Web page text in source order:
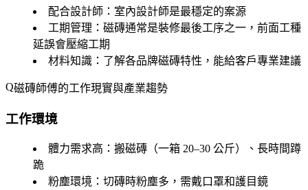
配合設計師 ：室內設計師是最穩定的案源
工期管理 ：磁磚通常是裝修最後工序之一，前面工種
延誤會壓縮工期
材料知識 ：了解各品牌磁磚特性，能給客戶專業建議
磁磚師傅的工作現實與產業趨勢
工作環境
體力需求高 ：搬磁磚（一箱 20–30 公斤）、長時間蹲
跪
粉塵環境 ：切磚時粉塵多，需戴口罩和護目鏡